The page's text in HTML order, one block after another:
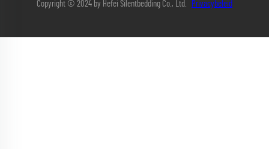
Copyright © 2024 by Hefei Silentbedding Co., Ltd. Privacybeleid